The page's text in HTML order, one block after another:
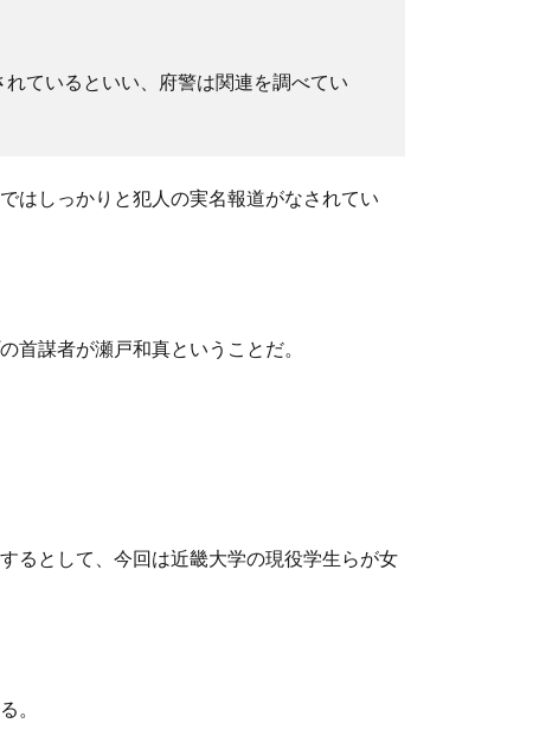
ているといい、府警は関連を調べてい
はしっかりと犯人の実名報道がなされてい
首謀者が瀬戸和真ということだ。
るとして、今回は近畿大学の現役学生らが女
。